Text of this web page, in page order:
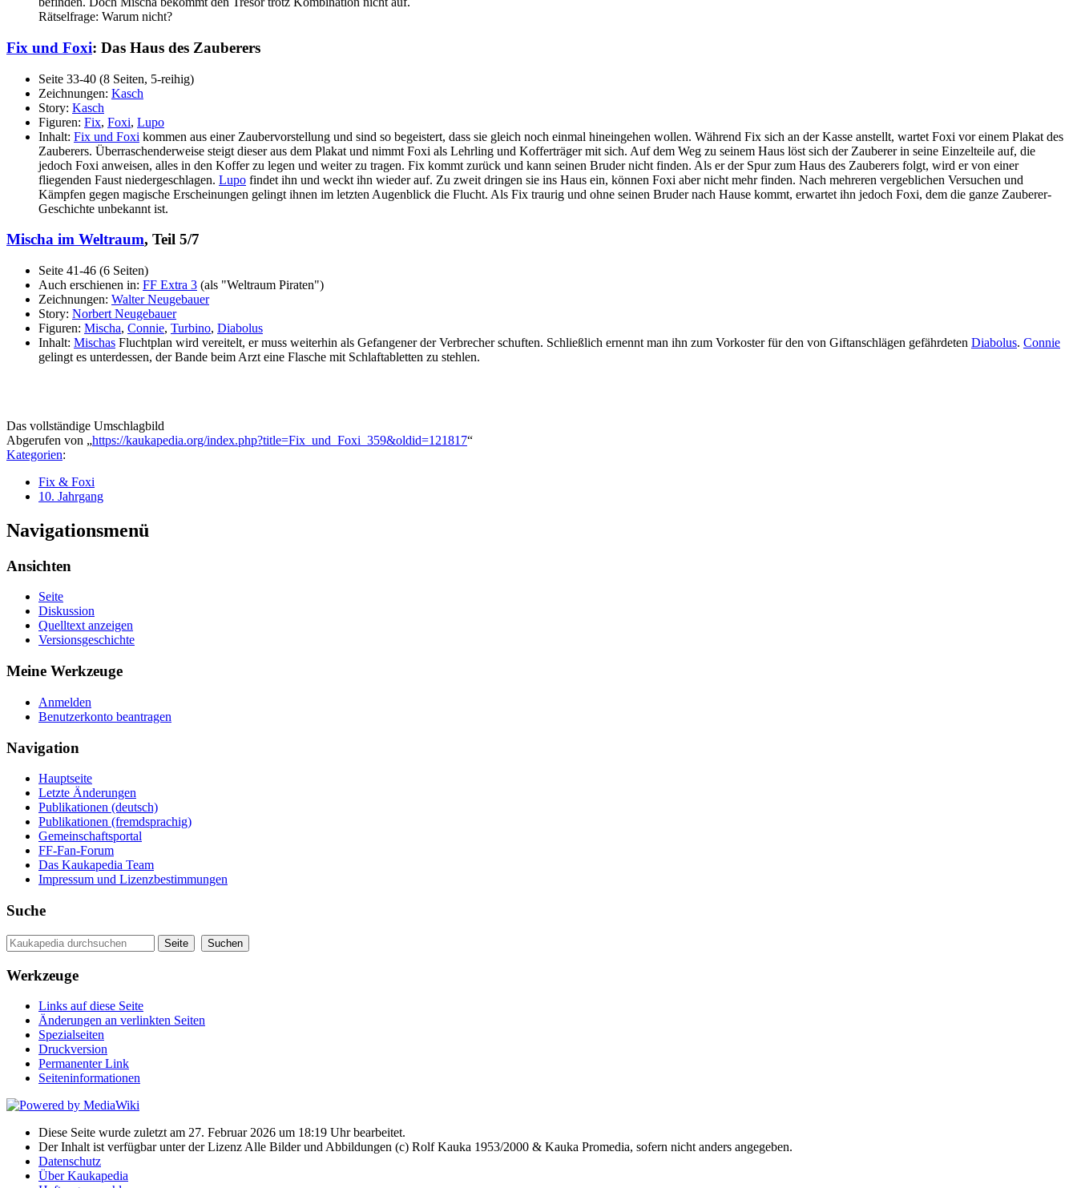
Rätselfrage: Warum nicht?
Fix und Foxi: Das Haus des Zauberers
Seite 33-40 (8 Seiten, 5-reihig)
Zeichnungen: Kasch
Story: Kasch
Figuren: Fix, Foxi, Lupo
Inhalt: Fix und Foxi kommen aus einer Zaubervorstellung und sind so begeistert, dass sie gleich noch einmal hineingehen wollen. Während Fix sich an der Kasse anstellt, wartet Foxi vor einem Plakat des
Zauberers. Überraschenderweise steigt dieser aus dem Plakat und nimmt Foxi als Lehrling und Kofferträger mit sich. Auf dem Weg zu seinem Haus löst sich der Zauberer in seine Einzelteile auf, die
jedoch Foxi anweisen, alles in den Koffer zu legen und weiter zu tragen. Fix kommt zurück und kann seinen Bruder nicht finden. Als er der Spur zum Haus des Zauberers folgt, wird er von einer
fliegenden Faust niedergeschlagen. Lupo findet ihn und weckt ihn wieder auf. Zu zweit dringen sie ins Haus ein, können Foxi aber nicht mehr finden. Nach mehreren vergeblichen Versuchen und
Kämpfen gegen magische Erscheinungen gelingt ihnen im letzten Augenblick die Flucht. Als Fix traurig und ohne seinen Bruder nach Hause kommt, erwartet ihn jedoch Foxi, dem die ganze Zauberer-
Geschichte unbekannt ist.
Mischa im Weltraum, Teil 5/7
Seite 41-46 (6 Seiten)
Auch erschienen in: FF Extra 3 (als "Weltraum Piraten")
Zeichnungen: Walter Neugebauer
Story: Norbert Neugebauer
Figuren: Mischa, Connie, Turbino, Diabolus
Inhalt: Mischas Fluchtplan wird vereitelt, er muss weiterhin als Gefangener der Verbrecher schuften. Schließlich ernennt man ihn zum Vorkoster für den von Giftanschlägen gefährdeten Diabolus. Connie
gelingt es unterdessen, der Bande beim Arzt eine Flasche mit Schlaftabletten zu stehlen.
Das vollständige Umschlagbild
Abgerufen von „https://kaukapedia.org/index.php?title=Fix_und_Foxi_359&oldid=121817“
Kategorien:
Fix & Foxi
10. Jahrgang
Navigationsmenü
Ansichten
Seite
Diskussion
Quelltext anzeigen
Versionsgeschichte
Meine Werkzeuge
Anmelden
Benutzerkonto beantragen
Navigation
Hauptseite
Letzte Änderungen
Publikationen (deutsch)
Publikationen (fremdsprachig)
Gemeinschaftsportal
FF-Fan-Forum
Das Kaukapedia Team
Impressum und Lizenzbestimmungen
Suche
Werkzeuge
Links auf diese Seite
Änderungen an verlinkten Seiten
Spezialseiten
Druckversion
Permanenter Link
Seiten­informationen
Diese Seite wurde zuletzt am 27. Februar 2026 um 18:19 Uhr bearbeitet.
Der Inhalt ist verfügbar unter der Lizenz Alle Bilder und Abbildungen (c) Rolf Kauka 1953/2000 & Kauka Promedia, sofern nicht anders angegeben.
Datenschutz
Über Kaukapedia